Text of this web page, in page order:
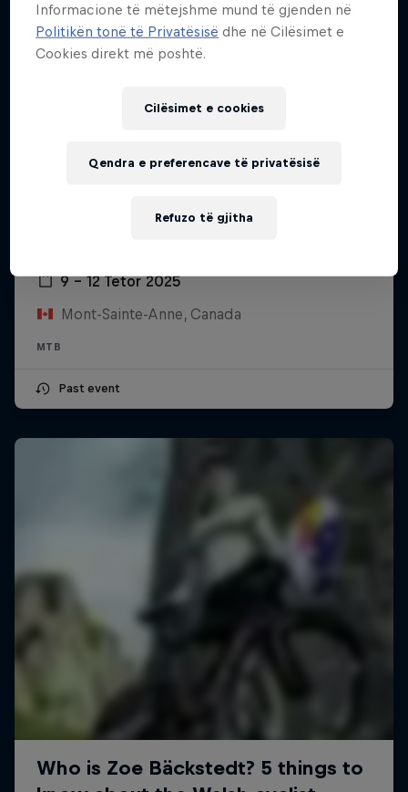
9 – 12 Tetor 2025
Mont-Sainte-Anne, Canada
MTB
Past event
Informacione të mëtejshme mund të gjenden në
Politikën tonë të Privatësisë dhe në Cilësimet e
Cookies direkt më poshtë.
Cilësimet e cookies
Refuzo të gjitha
Qendra e preferencave të privatësisë